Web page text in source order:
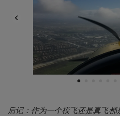
1
后记：作为一个模飞还是真飞